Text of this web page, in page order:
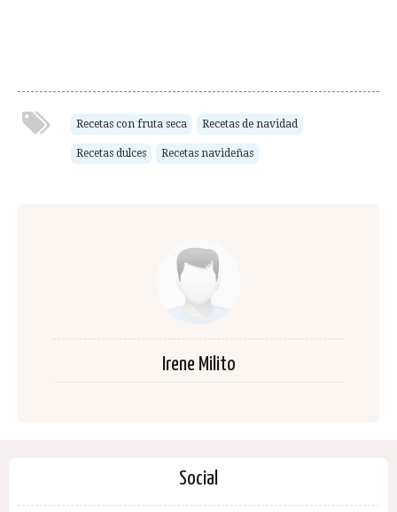
Recetas con fruta seca Recetas de navidad
Recetas dulces Recetas navideñas
Irene Milito
Social